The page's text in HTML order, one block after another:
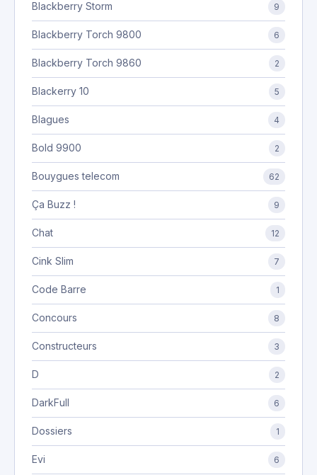
Blackberry Storm 9
Blackberry Torch 9800 6
Blackberry Torch 9860 2
Blackerry 10 5
Blagues 4
Bold 9900 2
Bouygues telecom 62
Ça Buzz ! 9
Chat 12
Cink Slim 7
Code Barre 1
Concours 8
Constructeurs 3
D 2
DarkFull 6
Dossiers 1
Evi 6